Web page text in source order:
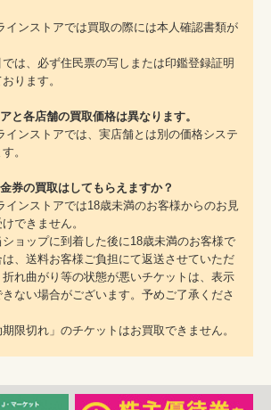
インストアでは買取の際には本人確認書類が
は、必ず住民票の写しまたは印鑑登録証明
ります。
と各店舗の買取価格は異なります。
インストアでは、実店舗とは別の価格システ
。
券の買取はしてもらえますか？
インストアでは18歳未満のお客様からのお見
できません。
ョップに到着した後に18歳未満のお客様で
、送料お客様ご負担にて返送させていただ
曲がり等の状態が悪いチケットは、表示
ない場合がございます。予めご了承くださ
期限切れ」のチケットはお買取できません。